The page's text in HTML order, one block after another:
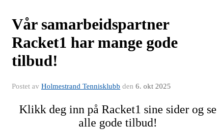
Vår samarbeidspartner
Racket1 har mange gode
tilbud!
Postet av Holmestrand Tennisklubb den 6. okt 2025
Klikk deg inn på Racket1 sine sider og se
alle gode tilbud!